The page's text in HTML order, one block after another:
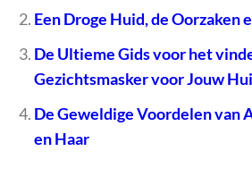
Een Droge Huid, de Oorzaken
De Ultieme Gids voor het
Gezichtsmasker voor Jouw
De Geweldige Voordelen van
en Haar